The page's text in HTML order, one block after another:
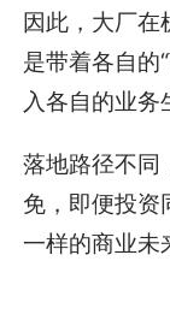
因此，大厂在
是带着各自的
入各自的业务
落地路径不同
免，即便投资
一样的商业未